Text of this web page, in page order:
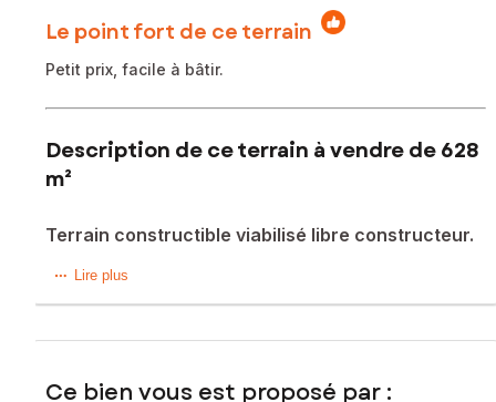
Le point fort de ce terrain
Petit prix, facile à bâtir.
Description de ce terrain à vendre de 628
m²
Terrain constructible viabilisé libre constructeur.
Situé dans la charmante commune des Omergues, au cœur
orienté plein sud.
comme suit : tout à l’égout, eau, électricité et fibre optique.
Lire plus
Ce bien vous est proposé par :